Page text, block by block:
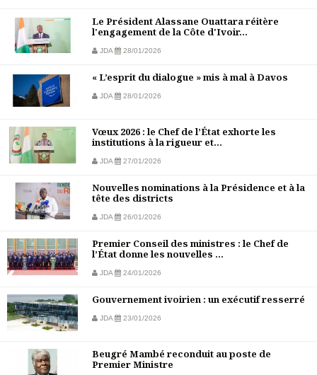
Le Président Alassane Ouattara réitère
l'engagement de la Côte d'Ivoir...
JDA 28/01/2026
« L’esprit du dialogue » mis à mal à Davos
JDA 28/01/2026
Vœux 2026 : le Chef de l’État exhorte les
institutions à la rigueur et...
JDA 27/01/2026
Nouvelles nominations à la Présidence et à la
tête des districts
JDA 26/01/2026
Premier Conseil des ministres : le Chef de
l’État donne les nouvelles ...
JDA 24/01/2026
Gouvernement ivoirien : un exécutif resserré
JDA 23/01/2026
Beugré Mambé reconduit au poste de
Premier Ministre